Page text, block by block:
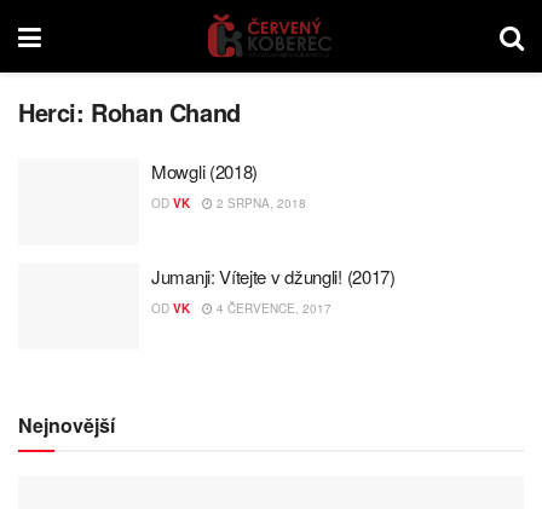
Herci: Rohan Chand
Mowgli (2018)
OD VK 2 SRPNA, 2018
Jumanji: Vítejte v džungli! (2017)
OD VK 4 ČERVENCE, 2017
Nejnovější